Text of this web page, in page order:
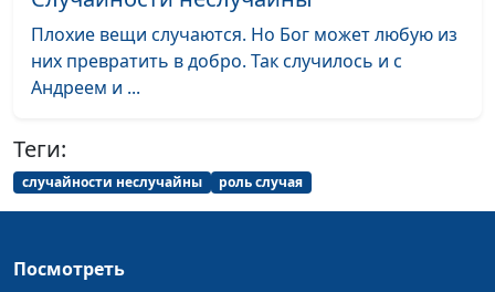
Жизнедатель
священнослужитель,
доктор богословия
Христос —
Христос — Агнец
Евгений Зайцев,
Плохие вещи случаются. Но Бог может любую из
них превратить в добро. Так случилось и с
Андреем и ...
Теги:
случайности неслучайны роль случая
Посмотреть